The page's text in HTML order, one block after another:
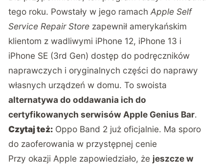
tego roku. Powstały w jego ramachApple Self
Service Repair Store zapewnił amerykańskim
klientom z wadliwymi iPhone 12, iPhone 13 i
iPhone SE (3rd Gen) dostęp do podręczników
naprawczych i oryginalnych części do naprawy
własnych urządzeń w domu. To swoista
alternatywa do oddawania ich do
certyfikowanych serwisów Apple Genius Bar.
Czytaj też: Oppo Band 2 już oficjalnie. Ma sporo
do zaoferowania w przystępnej cenie
Przy okazji Apple zapowiedziało, że jeszcze w